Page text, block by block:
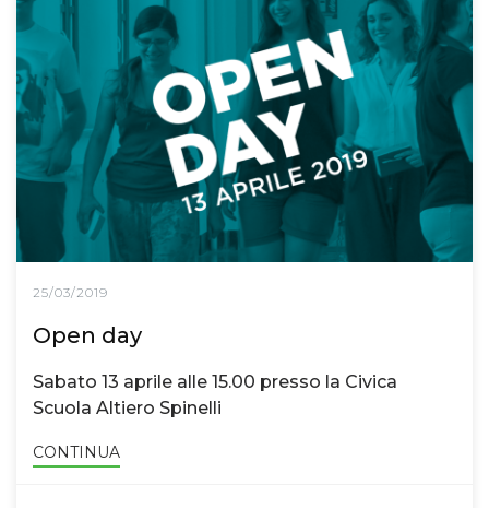
25/03/2019
Open day
Sabato 13 aprile alle 15.00 presso la Civica
Scuola Altiero Spinelli
CONTINUA